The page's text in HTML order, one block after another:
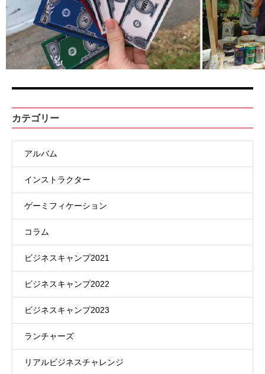
カテゴリー
アルバム
インストラクター
ゲーミフィケーション
コラム
ビジネスキャンプ2021
ビジネスキャンプ2022
ビジネスキャンプ2023
ランチャーズ
リアルビジネスチャレンジ